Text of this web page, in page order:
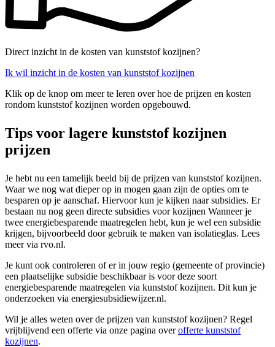
Direct inzicht in de kosten van kunststof kozijnen?
Ik wil inzicht in de kosten van kunststof kozijnen
Klik op de knop om meer te leren over hoe de prijzen en kosten
rondom kunststof kozijnen worden opgebouwd.
Tips voor lagere kunststof kozijnen
prijzen
Je hebt nu een tamelijk beeld bij de prijzen van kunststof kozijnen.
Waar we nog wat dieper op in mogen gaan zijn de opties om te
besparen op je aanschaf. Hiervoor kun je kijken naar subsidies. Er
bestaan nu nog geen directe subsidies voor kozijnen Wanneer je
twee energiebesparende maatregelen hebt, kun je wel een subsidie
krijgen, bijvoorbeeld door gebruik te maken van isolatieglas. Lees
meer via rvo.nl.
Je kunt ook controleren of er in jouw regio (gemeente of provincie)
een plaatselijke subsidie beschikbaar is voor deze soort
energiebesparende maatregelen via kunststof kozijnen. Dit kun je
onderzoeken via energiesubsidiewijzer.nl.
Wil je alles weten over de prijzen van kunststof kozijnen? Regel
vrijblijvend een offerte via onze pagina overofferte kunststof
kozijnen.